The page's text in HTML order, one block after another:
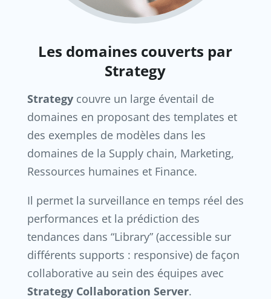
Les domaines couverts par
Strategy
Strategycouvre un large éventail de
domaines en proposant des templates et
des exemples de modèles dans les
domaines de la Supply chain, Marketing,
Ressources humaines et Finance.
Il permet la surveillance en temps réel des
performances et la prédiction des
tendances dans “Library” (accessible sur
différents supports : responsive) de façon
collaborative au sein des équipes avec
Strategy Collaboration Server.